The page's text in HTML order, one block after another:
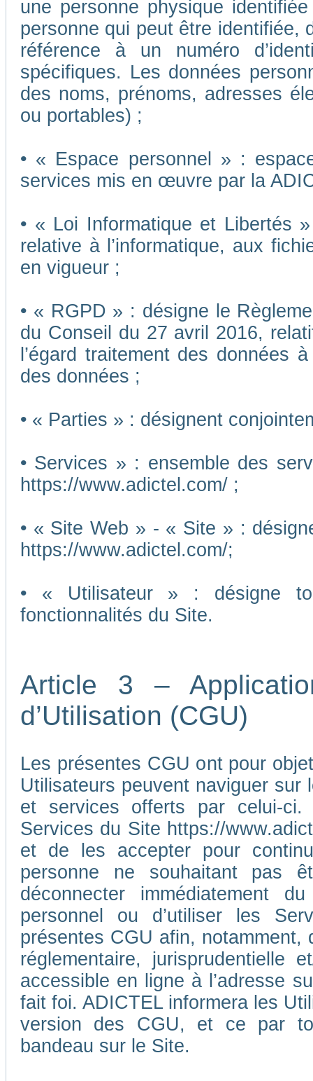
une personne physique
personne qui peut être identifiée,
référence à un numéro
spécifiques. Les données
des noms, prénoms, adresses
ou portables) ;
• « Espace personnel » :
services mis en œuvre par la
• « Loi Informatique et Libertés
relative à l’informatique, aux
en vigueur ;
• « RGPD » : désigne le
du Conseil du 27 avril 2016,
l’égard traitement des données
des données ;
• « Parties » : désignent
• Services » : ensemble des
https://www.adictel.com/ ;
• « Site Web » - « Site » :
https://www.adictel.com/;
• « Utilisateur » : désigne
fonctionnalités du Site.
Article 3 –
d’Utilisation (CGU)
Les présentes CGU ont pour
Utilisateurs peuvent naviguer
et services offerts par celui-ci.
Services du Site https://
et de les accepter pour
personne ne souhaitant pas
déconnecter immédiatement
personnel ou d’utiliser les
présentes CGU afin,
réglementaire, jurisprudentielle
accessible en ligne à l’adresse
fait foi. ADICTEL informera les
version des CGU, et ce par
bandeau sur le Site.